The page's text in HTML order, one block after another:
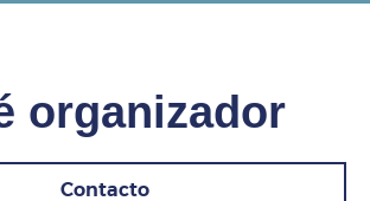
organizador
Contacto